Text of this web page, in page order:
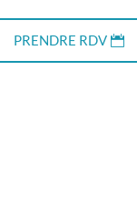
PRENDRE RDV